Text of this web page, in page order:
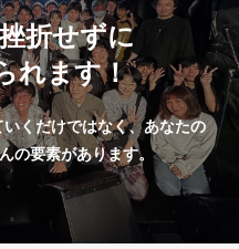
折せずに
れます！
くだけではなく、あなたの
の要素があります。